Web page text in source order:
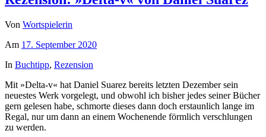
Von Wortspielerin
Am 17. September 2020
In Buchtipp, Rezension
Mit »Delta-v« hat Daniel Suarez bereits letzten Dezember sein
neuestes Werk vorgelegt, und obwohl ich bisher jedes seiner Bücher
gern gelesen habe, schmorte dieses dann doch erstaunlich lange im
Regal, nur um dann an einem Wochenende förmlich verschlungen
zu werden.